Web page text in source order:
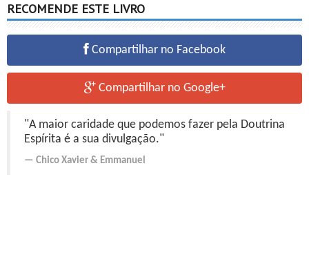
RECOMENDE ESTE LIVRO
Compartilhar no Facebook
Compartilhar no Google+
"A maior caridade que podemos fazer pela Doutrina
Espírita é a sua divulgação."
Chico Xavier & Emmanuel